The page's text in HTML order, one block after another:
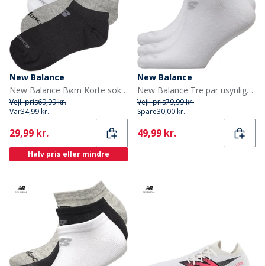
New Balance
New Balance Børn Korte sokker Flerfarvet
Vejl. pris69,99 kr.
Var34,99 kr.
Current
29,99 kr.
Halv pris eller mindre
New Balance
New Balance Tre par usynlige strømper Hvid
Vejl. pris79,99 kr.
Spare30,00 kr.
Current
49,99 kr.